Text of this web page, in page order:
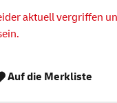
aktuell vergriffen
Auf die Merkliste